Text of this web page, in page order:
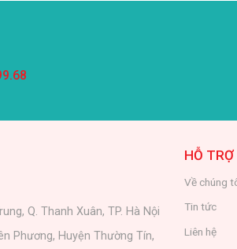
Q. Thanh Xuân, TP. Hà Nội
Phương, Huyện Thường Tín,
HỖ
Về chúng
Tin tức
Liên hệ